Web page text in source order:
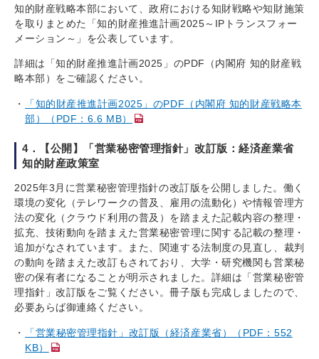
知的財産戦略本部において、政府における知財戦略や知財施策
を取りまとめた「知的財産推進計画2025～IPトランスフォー
メーション～」を公表しています。
詳細は「知的財産推進計画2025」のPDF（内閣府 知的財産戦
略本部）をご確認ください。
「知的財産推進計画2025」のPDF（内閣府 知的財産戦略本
部）（PDF：6.6 MB）
4．【公開】「営業秘密管理指針」改訂版：経済産業省
知的財産政策室
2025年3月に営業秘密管理指針の改訂版を公開しました。働く
環境の変化（テレワークの普及、雇用の流動化）や情報管理方
法の変化（クラウド利用の普及）を踏まえた記載内容の整理・
拡充、技術動向を踏まえた営業秘密管理に関する記載の整理・
追加がなされています。また、関連する法制度の見直し、裁判
の動向を踏まえた改訂もされており、大学・研究機関も営業秘
密の保有者になることが明示されました。詳細は「営業秘密管
理指針」改訂版をご覧ください。冊子版も完成しましたので、
必要あらば御連絡ください。
「営業秘密管理指針」改訂版（経済産業省）（PDF：552
KB）